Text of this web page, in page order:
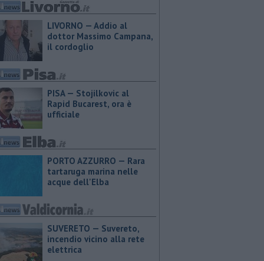
LIVORNO — Addio al
dottor Massimo Campana,
il cordoglio
PISA — Stojilkovic al
Rapid Bucarest, ora è
ufficiale
PORTO AZZURRO — Rara
tartaruga marina nelle
acque dell'Elba
SUVERETO — Suvereto,
incendio vicino alla rete
elettrica